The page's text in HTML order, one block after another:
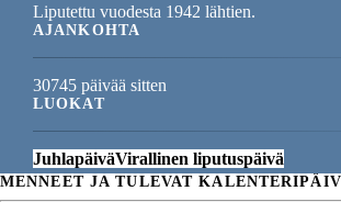
Liputettu vuodesta 1942 lähtien.
AJANKOHTA
30745 päivää sitten
LUOKAT
JuhlapäiväVirallinen liputuspäivä
MENNEET JA TULEVAT